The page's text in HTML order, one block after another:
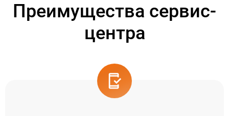
Преимущества сервис-
центра